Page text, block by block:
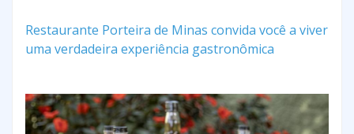
Restaurante Porteira de Minas convida você a viver
uma verdadeira experiência gastronômica